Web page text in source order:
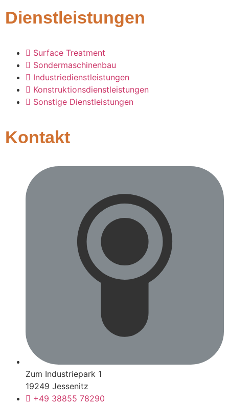
Dienstleistungen
Surface Treatment
Sondermaschinenbau
Industriedienstleistungen
Konstruktionsdienstleistungen
Sonstige Dienstleistungen
Kontakt
Zum Industriepark 1
19249 Jessenitz
+49 38855 78290